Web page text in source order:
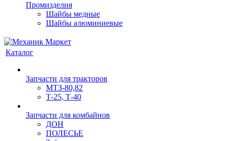
Промизделия
Шайбы медные
Шайбы алюминиевые
Каталог
Запчасти для тракторов
МТЗ-80,82
Т-25, Т-40
Запчасти для комбайнов
ДОН
ПОЛЕСЬЕ